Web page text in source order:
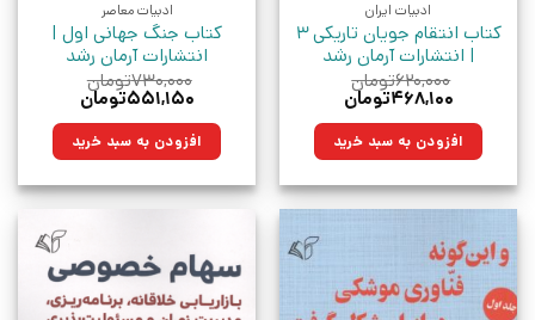
ادبیات ایران
کتاب انتقام جویان تاریکی 3
| انتشارات آرمان رشد
۶۲۰,۰۰۰تومان
قیمت
۶۲۰,۰۰۰تومان
بود.
۴۶۸,۱۰۰تومان
۴۶۸,۱۰۰تومان.افزودن به سبد خرید
ادبیات معاصر
کتاب جنگ جهانی اول |
انتشارات آرمان رشد
۷۳۰,۰۰۰تومان
قیمت
۷۳۰,۰۰۰تومان
بود.
۵۵۱,۱۵۰تومان
۵۵۱,۱۵۰تومان.افزودن به سبد خرید